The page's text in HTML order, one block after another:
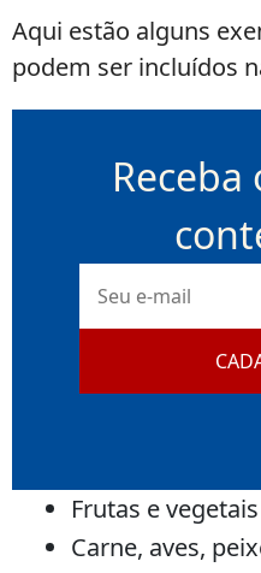
Aqui estão alguns
podem ser incluídos
Receba
mail
Frutas e
Carne, aves,